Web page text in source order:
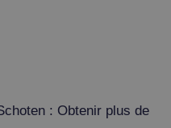
: Obtenir plus de